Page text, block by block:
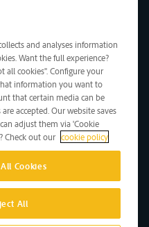
and analyses information
Want the full experience?
all cookies". Configure your
information you want to
that certain media can be
accepted. Our website saves
adjust them via 'Cookie
Check out our cookie policy
Cookies
All